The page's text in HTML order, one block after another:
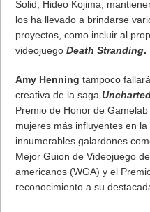
subir rango en un escalafón
divide la dificultad de los
forma que, cuanto mejores
dificultad tendrá el juego.
OUTRIDERSse lanzará
Xbox Series X, la familia
finales de 2020.
. Leer artículo completo en
Outriders mostradas en la